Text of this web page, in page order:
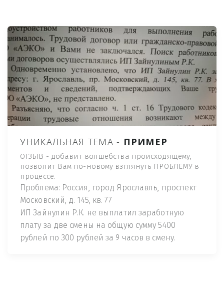
УНИКАЛЬНАЯ ТЕМА - ПРИМЕР
ОТЗЫВ - добавит волшебства происходящему,
позволит Вам по-новому взглянуть ПРОБЛЕМУ в
процессе.
Проблема: Россия, город Ярославль, проспект
Московский, д. 145, кв. 77
ИП Зайнулин Р.К. не выплатил заработную
плату за две смены на общую сумму 5400
рублей по 300 рублей за 9 часов в смену.